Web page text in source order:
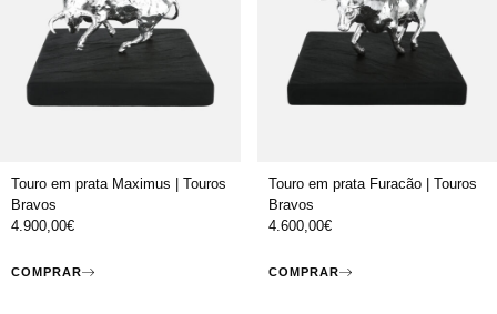
Touro em prata Maximus | Touros
Bravos
4.900,00€
COMPRAR
Touro em prata Furacão | Touros
Bravos
4.600,00€
COMPRAR